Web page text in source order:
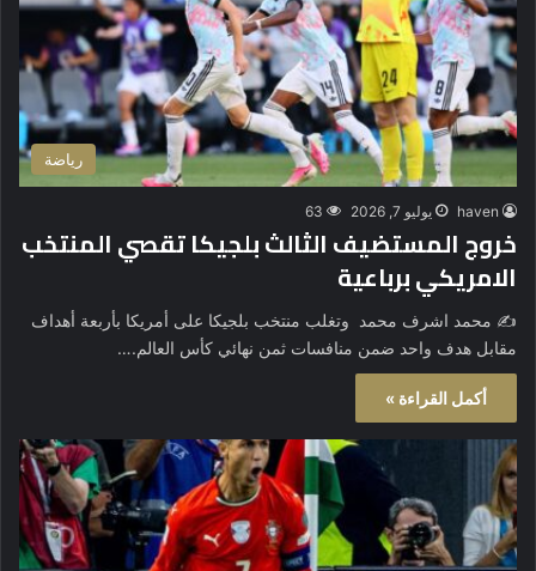
رياضة
haven يوليو 7, 2026 63
خروج المستضيف الثالث بلجيكا تقصي المنتخب
الامريكي برباعية
✍️ محمد اشرف محمد وتغلب منتخب بلجيكا على أمريكا بأربعة أهداف
مقابل هدف واحد ضمن منافسات ثمن نهائي كأس العالم.…
أكمل القراءة »